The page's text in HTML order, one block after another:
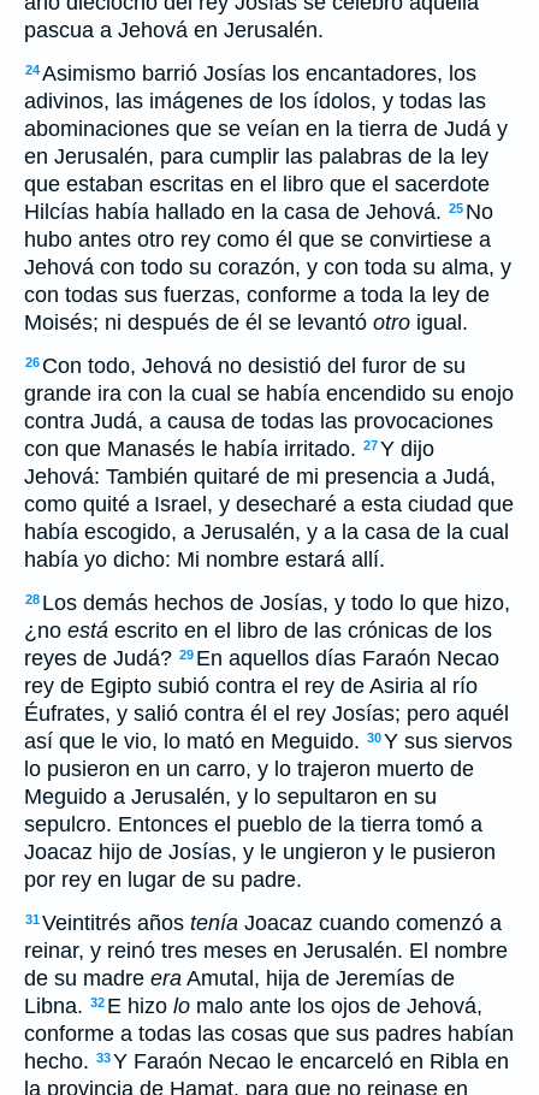
pascua a Jehová en Jerusalén.
24Asimismo barrió Josías los encantadores, los
adivinos, las imágenes de los ídolos, y todas las
abominaciones que se veían en la tierra de Judá y
en Jerusalén, para cumplir las palabras de la ley
que estaban escritas en el libro que el sacerdote
Hilcías había hallado en la casa de Jehová. 25 No
hubo antes otro rey como él que se convirtiese a
Jehová con todo su corazón, y con toda su alma, y
con todas sus fuerzas, conforme a toda la ley de
Moisés; ni después de él se levantó otro igual.
26 Con todo, Jehová no desistió del furor de su
grande ira con la cual se había encendido su enojo
contra Judá, a causa de todas las provocaciones
con que Manasés le había irritado. 27Y dijo
Jehová: También quitaré de mi presencia a Judá,
como quité a Israel, y desecharé a esta ciudad que
había escogido, a Jerusalén, y a la casa de la cual
había yo dicho: Mi nombre estará allí.
28 Los demás hechos de Josías, y todo lo que hizo,
¿no está escrito en el libro de las crónicas de los
reyes de Judá? 29 En aquellos días Faraón Necao
rey de Egipto subió contra el rey de Asiria al río
Éufrates, y salió contra él el rey Josías; pero aquél
así que le vio, lo mató en Meguido. 30Y sus siervos
lo pusieron en un carro, y lo trajeron muerto de
Meguido a Jerusalén, y lo sepultaron en su
sepulcro. Entonces el pueblo de la tierra tomó a
Joacaz hijo de Josías, y le ungieron y le pusieron
por rey en lugar de su padre.
31Veintitrés años tenía Joacaz cuando comenzó a
reinar, y reinó tres meses en Jerusalén. El nombre
de su madre era Amutal, hija de Jeremías de
Libna. 32 E hizo lo malo ante los ojos de Jehová,
conforme a todas las cosas que sus padres habían
hecho. 33Y Faraón Necao le encarceló en Ribla en
la provincia de Hamat, para que no reinase en